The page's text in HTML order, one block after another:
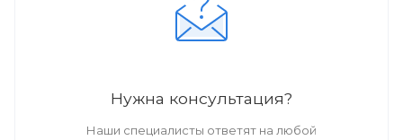
Нужна консультация?
Наши специалисты ответят на любой